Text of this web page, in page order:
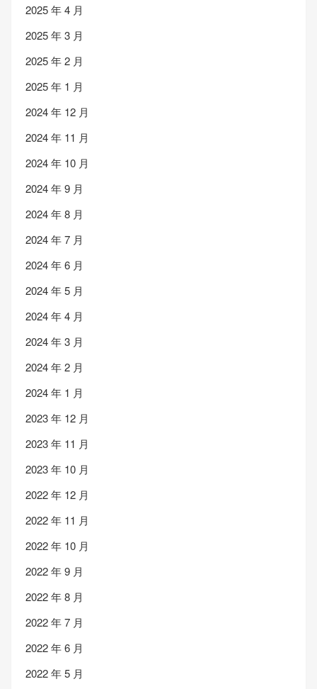
2025 年 4 月
2025 年 3 月
2025 年 2 月
2025 年 1 月
2024 年 12 月
2024 年 11 月
2024 年 10 月
2024 年 9 月
2024 年 8 月
2024 年 7 月
2024 年 6 月
2024 年 5 月
2024 年 4 月
2024 年 3 月
2024 年 2 月
2024 年 1 月
2023 年 12 月
2023 年 11 月
2023 年 10 月
2022 年 12 月
2022 年 11 月
2022 年 10 月
2022 年 9 月
2022 年 8 月
2022 年 7 月
2022 年 6 月
2022 年 5 月